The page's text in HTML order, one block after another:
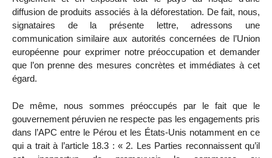
diffusion de produits associés à la déforestation. De fait, nous,
signataires de la présente lettre, adressons une
communication similaire aux autorités concernées de l’Union
européenne pour exprimer notre préoccupation et demander
que l’on prenne des mesures concrètes et immédiates à cet
égard.
De même, nous sommes préoccupés par le fait que le
gouvernement péruvien ne respecte pas les engagements pris
dans l’APC entre le Pérou et les États-Unis notamment en ce
qui a trait à l’article 18.3 : « 2. Les Parties reconnaissent qu’il